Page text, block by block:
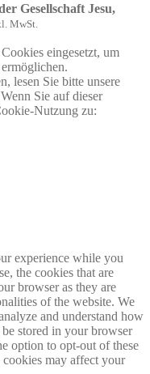
Gesellschaft Jesu,
MwSt.
eingesetzt, um
lesen Sie bitte unsere
Sie auf dieser
Nutzung zu:
experience while you
the cookies that are
browser as they are
of the website. We
and understand how
stored in your browser
option to opt-out of these
may affect your